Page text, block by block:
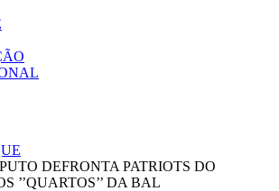
DEFRONTA PATRIOTS DO
’’QUARTOS’’ DA BAL